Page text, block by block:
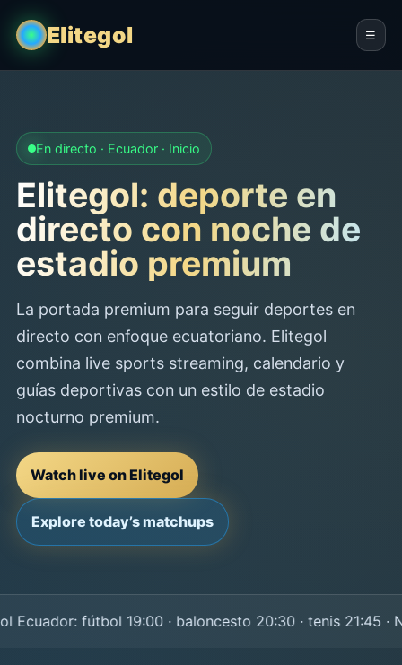
Elitegol ☰
En directo · Ecuador · Inicio
Elitegol: deporte en
directo con noche de
estadio premium
La portada premium para seguir deportes en
directo con enfoque ecuatoriano. Elitegol
combina live sports streaming, calendario y
guías deportivas con un estilo de estadio
nocturno premium.
Watch live on Elitegol
Explore today’s matchups
fútbol 19:00 · baloncesto 20:30 · tenis 21:45 ·